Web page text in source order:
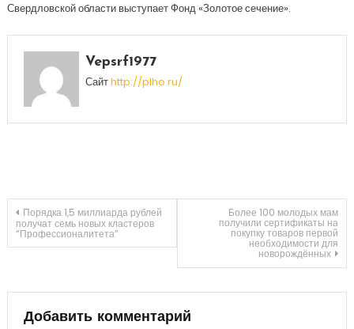
Свердловской области выступает Фонд «Золотое сечение».
Vepsrf1977
Сайтhttp://plho.ru/
Навигация
по
записям
Порядка 1,5 миллиарда рублей
получат семь новых кластеров
“Профессионалитета”
Более 100 молодых мам
получили сертификаты на
покупку товаров первой
необходимости для
новорождённых
Добавить комментарий